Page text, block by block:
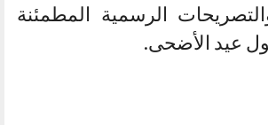
الرسمية المطمئنة
عيد الأضحى.